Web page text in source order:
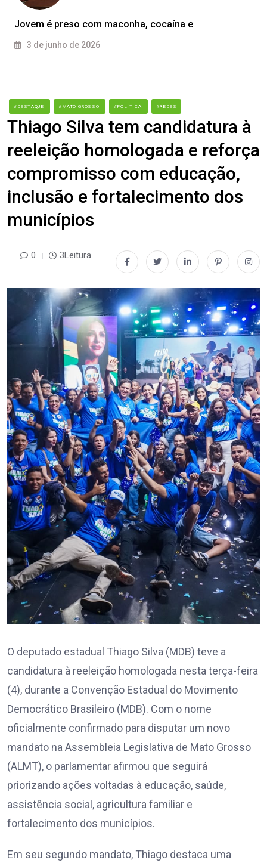
Jovem é preso com maconha, cocaína e
3 de junho de 2026
#DESTAQUE #MATO GROSSO #POLÍTICA #REDES
Thiago Silva tem candidatura à
reeleição homologada e reforça
compromisso com educação,
inclusão e fortalecimento dos
municípios
0 3Leitura
O deputado estadual Thiago Silva (MDB) teve a
candidatura à reeleição homologada nesta terça-feira
(4), durante a Convenção Estadual do Movimento
Democrático Brasileiro (MDB). Com o nome
oficialmente confirmado para disputar um novo
mandato na Assembleia Legislativa de Mato Grosso
(ALMT), o parlamentar afirmou que seguirá
priorizando ações voltadas à educação, saúde,
assistência social, agricultura familiar e
fortalecimento dos municípios.
Em seu segundo mandato, Thiago destaca uma